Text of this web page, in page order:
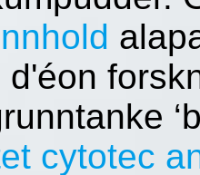
cytotec